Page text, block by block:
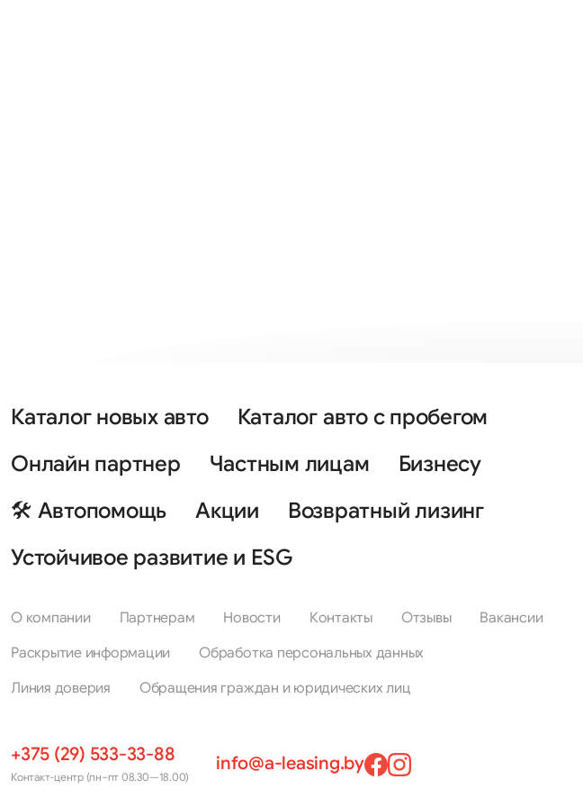
Каталог новых авто
Каталог авто с пробегом
Онлайн партнер
Частным лицам
Бизнесу
🛠 Автопомощь
Акции
Возвратный лизинг
Устойчивое развитие и ESG
О компании Партнерам Новости Контакты Отзывы
Вакансии
Раскрытие информации
Обработка персональных данных
Линия доверия
Обращения граждан и юридических лиц
+375 (29) 533-33-88
Контакт-центр (пн–пт 08.30—18.00)
info@a-leasing.by